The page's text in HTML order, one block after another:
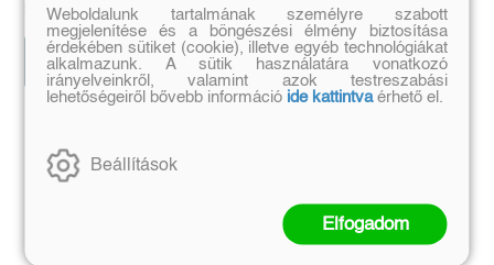
9 999 Ft
8 999 Ft
Előrendelem
5 999 Ft
5 399 Ft
Előrendelem
Szerző további művei
Weboldalunk tartalmának személyre szabott
megjelenítése és a böngészési élmény biztosítása
érdekében sütiket (cookie), illetve egyéb technológiákat
alkalmazunk. A sütik használatára vonatkozó
irányelveinkről, valamint azok testreszabási
lehetőségeiről bővebb információ ide kattintvaérhető el.
Beállítások
Elfogadom